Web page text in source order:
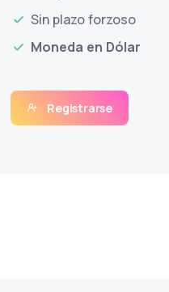
Sin plazo forzoso
Moneda en Dólar
Registrarse